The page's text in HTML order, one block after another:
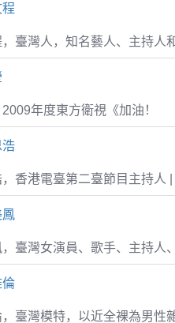
臺灣人，知名藝人、主持人
年度東方衛視《加油！
浩
，香港電臺第二臺節目主持人
鳳
，臺灣女演員、歌手、主持人
倫
，臺灣模特，以近全裸為男性